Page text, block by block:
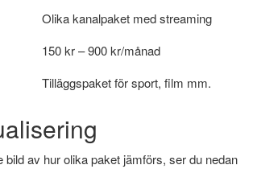
Olika kanalpaket med streaming
150 kr – 900 kr/månad
Tilläggspaket för sport, film mm.
bild av hur olika paket jämförs, ser du nedan